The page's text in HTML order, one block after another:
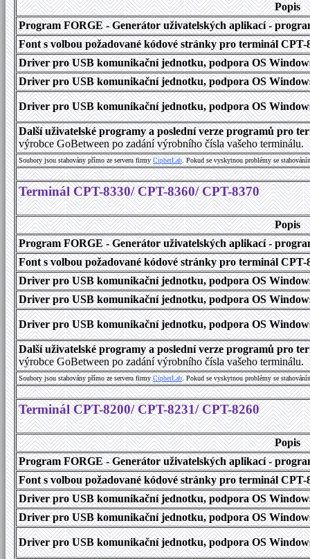
Popis
Program FORGE - Generátor uživatelských aplikací -
Font s volbou požadované kódové stránky pro terminál
Driver pro USB komunikační jednotku, podpora OS
Driver pro USB komunikační jednotku, podpora OS
Driver pro USB komunikační jednotku, podpora OS
Další uživatelské programy a poslední verze programů pro
výrobce GoBetween po zadání výrobního čísla vašeho terminálu.
Soubory jsou stahovány přímo ze serveru firmyCipherLab. Pokud se vyskytnou problémy se
Terminál CPT-8330/ CPT-8360/ CPT-8370
Popis
Program FORGE - Generátor uživatelských aplikací -
Font s volbou požadované kódové stránky pro terminál
Driver pro USB komunikační jednotku, podpora OS
Driver pro USB komunikační jednotku, podpora OS
Driver pro USB komunikační jednotku, podpora OS
Další uživatelské programy a poslední verze programů pro
výrobce GoBetween po zadání výrobního čísla vašeho terminálu.
Soubory jsou stahovány přímo ze serveru firmyCipherLab. Pokud se vyskytnou problémy se
Terminál CPT-8200/ CPT-8231/ CPT-8260
Popis
Program FORGE - Generátor uživatelských aplikací -
Font s volbou požadované kódové stránky pro terminál
Driver pro USB komunikační jednotku, podpora OS
Driver pro USB komunikační jednotku, podpora OS
Driver pro USB komunikační jednotku, podpora OS